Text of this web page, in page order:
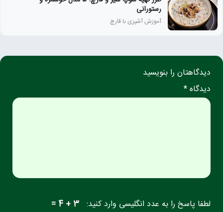
رستورانی
آموزش آشپزی با قارچ
دیدگاهتان را بنویسید
دیدگاه *
لطفا پاسخ را به عدد انگلیسی وارد کنید: 3 + 4 =